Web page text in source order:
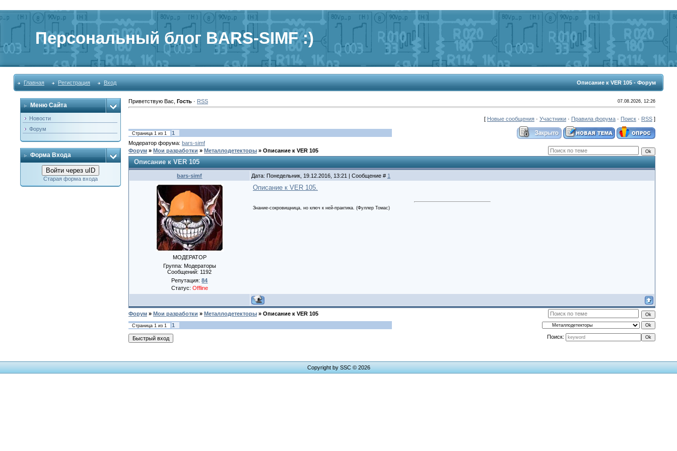
Персональный блог BARS-SIMF :)
Главная Регистрация Вход Описание к VER 105 - Форум
Меню Сайта
Новости
Форум
Форма Входа
Войти через uID
Старая форма входа
Приветствую Вас Гость· RSS 07.08.2026, 12:26
[ Новые сообщения· Участники· Правила форума· Поиск· RSS]
Страница 1 из 1
1
Модератор форума: bars-simf
Форум » Мои разработки » Металлодетекторы » Описание к VER 105
Описание к VER 105
bars-simf Дата: Понедельник, 19.12.2016, 13:21 | Сообщение # 1
МОДЕРАТОР
Группа: Модераторы
Сообщений: 1192
Репутация:84
Статус: Offline
Описание к VER 105.
Знание-сокровищница, но ключ к ней-практика. (Фуллер Томас)
Форум » Мои разработки » Металлодетекторы » Описание к VER 105
Страница 1 из 1
1
Поиск:
Copyright by SSC © 2026